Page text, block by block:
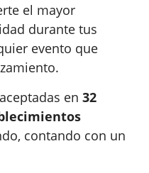
el mayor
durante tus
evento que
en 32
contando con un